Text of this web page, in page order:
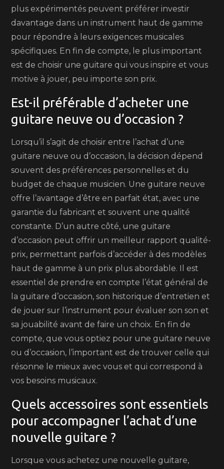
plus expérimentés peuvent préférer investir
davantage dans un instrument haut de gamme
pour répondre à leurs exigences musicales
spécifiques. En fin de compte, le plus important
est de choisir une guitare qui vous inspire et vous
motive à jouer, peu importe son prix.
Est-il préférable d’acheter une
guitare neuve ou d’occasion ?
Lorsqu’il s’agit de choisir entre l’achat d’une
guitare neuve ou d’occasion, la décision dépend
souvent des préférences personnelles et du
budget de chaque musicien. Une guitare neuve
offre l’avantage d’être en parfait état, avec une
garantie du fabricant et souvent une qualité
constante. D’un autre côté, une guitare
d’occasion peut offrir un meilleur rapport qualité-
prix, permettant parfois d’accéder à des modèles
haut de gamme à un prix plus abordable. Il est
essentiel de prendre en compte l’état général de
la guitare d’occasion, son historique d’entretien et
de jouer sur l’instrument pour évaluer son son et
sa jouabilité avant de faire un choix. En fin de
compte, que vous optiez pour une guitare neuve
ou d’occasion, l’important est de trouver celle qui
résonne le mieux avec vous et qui correspond à
vos besoins musicaux.
Quels accessoires sont essentiels
pour accompagner l’achat d’une
nouvelle guitare ?
Lorsque vous achetez une nouvelle guitare,